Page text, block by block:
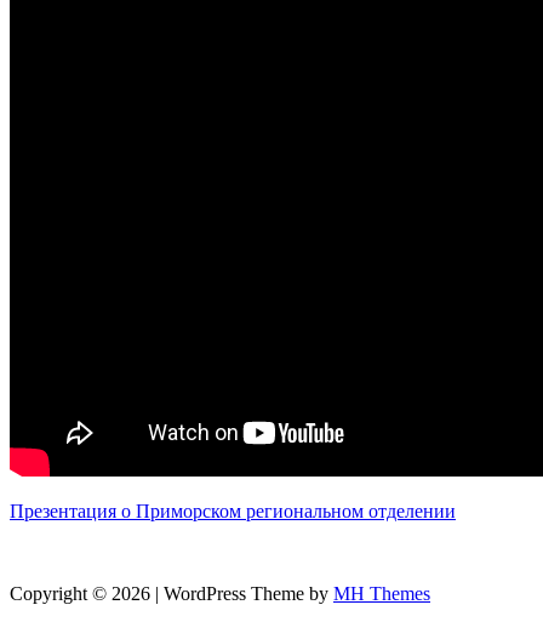
Презентация о Приморском региональном отделении
Copyright © 2026 | WordPress Theme by MH Themes